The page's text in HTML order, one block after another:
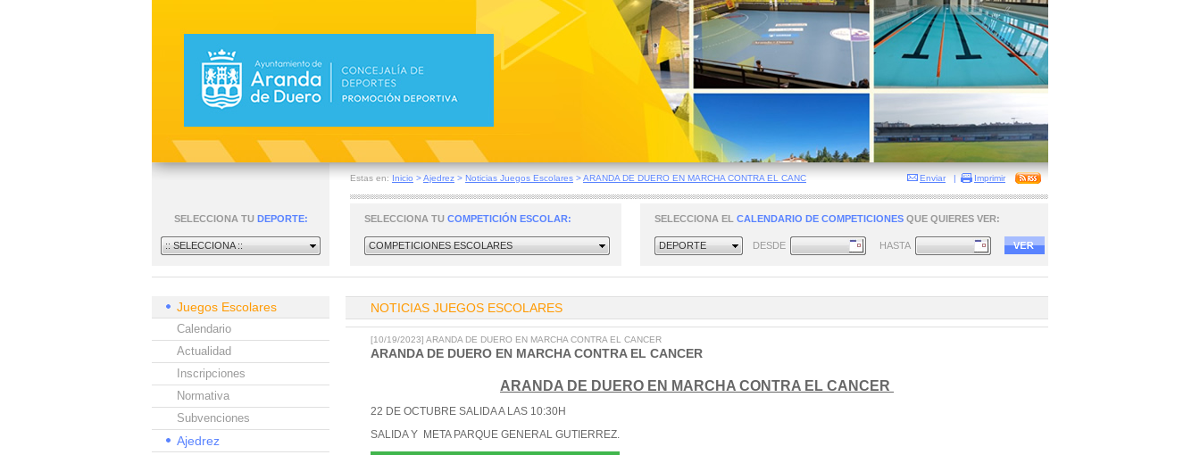
Estas en: Inicio >Ajedrez > Noticias Juegos Escolares >ARANDA DE DUERO EN MARCHA CONTRA EL CANC Enviar | Imprimir
SELECCIONA TU DEPORTE:
:: SELECCIONA ::
SELECCIONA TU COMPETICIÓN ESCOLAR:
COMPETICIONES ESCOLARES
SELECCIONA EL CALENDARIO DE COMPETICIONES QUE QUIERES VER:
DEPORTE DESDE HASTA
Juegos Escolares
Calendario
Actualidad
Inscripciones
Normativa
Subvenciones
Ajedrez
NOTICIAS JUEGOS ESCOLARES
[10/19/2023] ARANDA DE DUERO EN MARCHA CONTRA EL CANCER
ARANDA DE DUERO EN MARCHA CONTRA EL CANCER
ARANDA DE DUERO EN MARCHA CONTRA EL CANCER
22 DE OCTUBRE SALIDA A LAS 10:30H
SALIDA Y META PARQUE GENERAL GUTIERREZ.